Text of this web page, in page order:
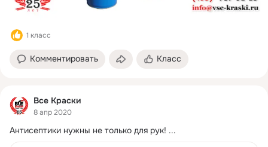
1 класс
Комментировать Класс
Все Краски
8 апр 2020
Антисептики нужны не только для рук! ...